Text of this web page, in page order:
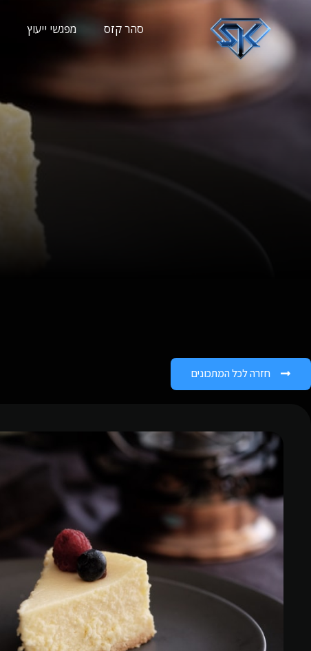
סהר קזס מפגשי ייעוץ
חזרה לכל המתכונים